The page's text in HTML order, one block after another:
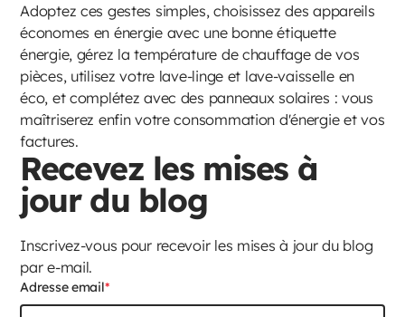
Adoptez ces gestes simples, choisissez des appareils
économes en énergie avec une bonne étiquette
énergie, gérez la température de chauffage de vos
pièces, utilisez votre lave-linge et lave-vaisselle en
éco, et complétez avec des panneaux solaires : vous
maîtriserez enfin votre consommation d'énergie et vos
factures.
Recevez les mises à
jour du blog
Inscrivez-vous pour recevoir les mises à jour du blog
par e-mail.
Adresse email*